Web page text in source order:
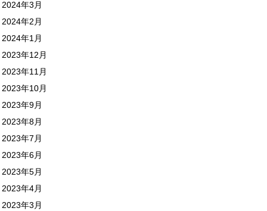
2024年3月
2024年2月
2024年1月
2023年12月
2023年11月
2023年10月
2023年9月
2023年8月
2023年7月
2023年6月
2023年5月
2023年4月
2023年3月